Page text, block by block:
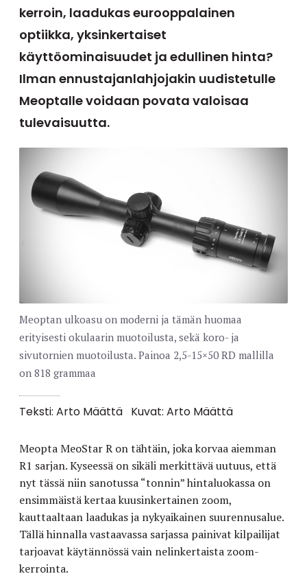
kerroin, laadukas eurooppalainen
optiikka, yksinkertaiset
käyttöominaisuudet ja edullinen hinta?
Ilman ennustajanlahjojakin uudistetulle
Meoptalle voidaan povata valoisaa
tulevaisuutta.
Meoptan ulkoasu on moderni ja tämän huomaa
erityisesti okulaarin muotoilusta, sekä koro- ja
sivutornien muotoilusta. Painoa 2,5-15×50 RD mallilla
on 818 grammaa
Teksti: Arto Määttä Kuvat: Arto Määttä
Meopta MeoStar R on tähtäin, joka korvaa aiemman
R1 sarjan. Kyseessä on sikäli merkittävä uutuus, että
nyt tässä niin sanotussa “tonnin” hintaluokassa on
ensimmäistä kertaa kuusinkertainen zoom,
kauttaaltaan laadukas ja nykyaikainen suurennusalue.
Tällä hinnalla vastaavassa sarjassa painivat kilpailijat
tarjoavat käytännössä vain nelinkertaista zoom-
kerrointa.